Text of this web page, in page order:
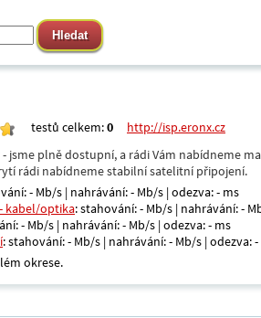
testů celkem:0
http://isp.eronx.cz
jsme plně dostupní, a rádi Vám nabídneme
rádi nabídneme stabilní satelitní připojení.
- Mb/s | nahrávání: - Mb/s | odezva: - ms
kabel/optika: stahování: - Mb/s | nahrávání: -
- Mb/s | nahrávání: - Mb/s | odezva: - ms
: stahování: - Mb/s | nahrávání: - Mb/s | odezva:
okrese.